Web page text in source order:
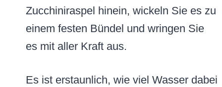
Zucchiniraspel hinein, wickeln Sie es zu
einem festen Bündel und wringen Sie
es mit aller Kraft aus.
Es ist erstaunlich, wie viel Wasser dabei